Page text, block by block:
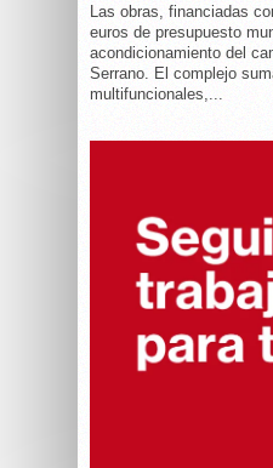
Las obras, financiadas
euros de presupuesto
acondicionamiento del
Serrano. El complejo
multifuncionales,...